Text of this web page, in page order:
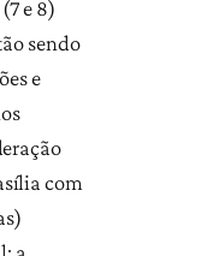
e 8)
sendo
e
com